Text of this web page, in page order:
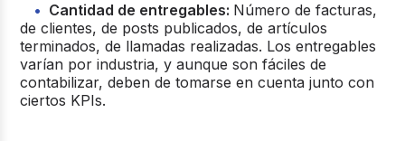
Cantidad de entregables: Número de facturas,
de clientes, de posts publicados, de artículos
terminados, de llamadas realizadas. Los entregables
varían por industria, y aunque son fáciles de
contabilizar, deben de tomarse en cuenta junto con
ciertos KPIs.